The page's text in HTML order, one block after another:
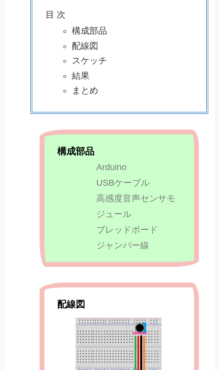
目 次
構成部品
配線図
スケッチ
結果
まとめ
構成部品
Arduino​
USBケーブル​
高感度音声センサモ
ジュール
ブレッドボード
ジャンパー線
配線図